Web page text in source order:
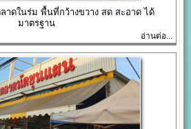
าดในร่ม พื้นที่กว้างขวาง สด สะอาด ได้
มาตรฐาน
อ่านต่อ...